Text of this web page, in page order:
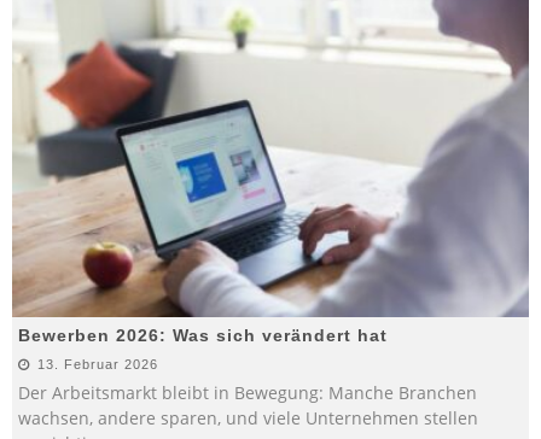
Bewerben 2026: Was sich verändert hat
13. Februar 2026
Der Arbeitsmarkt bleibt in Bewegung: Manche Branchen
wachsen, andere sparen, und viele Unternehmen stellen